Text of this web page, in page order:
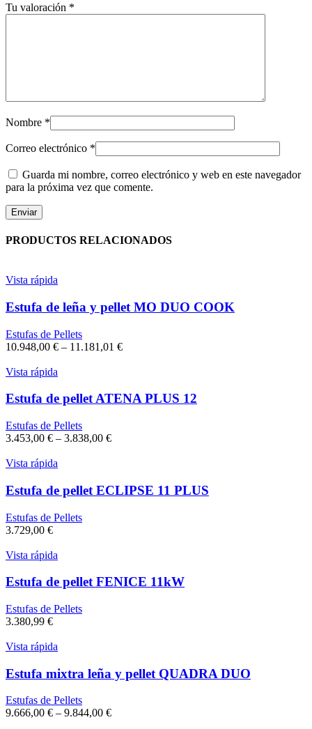
Tu valoración *
Nombre *
Correo electrónico *
Guarda mi nombre, correo electrónico y web en este navegador
para la próxima vez que comente.
PRODUCTOS RELACIONADOS
Vista rápida
Estufa de leña y pellet MO DUO COOK
Estufas de Pellets
10.948,00 € – 11.181,01 €
Vista rápida
Estufa de pellet ATENA PLUS 12
Estufas de Pellets
3.453,00 € – 3.838,00 €
Vista rápida
Estufa de pellet ECLIPSE 11 PLUS
Estufas de Pellets
3.729,00 €
Vista rápida
Estufa de pellet FENICE 11kW
Estufas de Pellets
3.380,99 €
Vista rápida
Estufa mixtra leña y pellet QUADRA DUO
Estufas de Pellets
9.666,00 € – 9.844,00 €